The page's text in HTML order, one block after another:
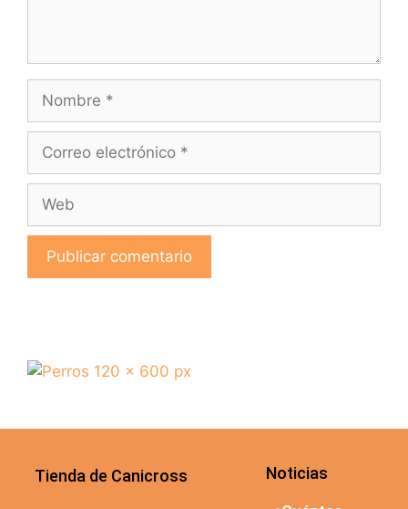
Tienda de Canicross Noticias